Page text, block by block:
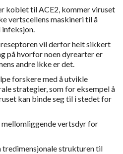
koblet til ACE2, kommer viruset
vertscellens maskineri til å
infeksjon.
vil derfor helt sikkert
på hvorfor noen dyrearter er
andre ikke er det.
forskere med å utvikle
strategier, som for eksempel å
kan binde seg til i stedet for
mellomliggende vertsdyr for
strukturen til